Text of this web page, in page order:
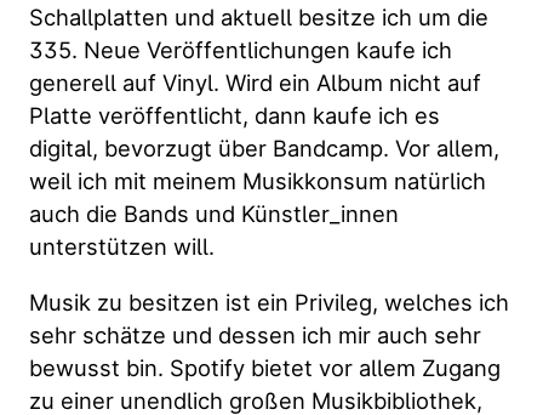
Schallplatten und aktuell besitze ich um die
335. Neue Veröffentlichungen kaufe ich
generell auf Vinyl. Wird ein Album nicht auf
Platte veröffentlicht, dann kaufe ich es
digital, bevorzugt über Bandcamp. Vor allem,
weil ich mit meinem Musikkonsum natürlich
auch die Bands und Künstler_innen
unterstützen will.
Musik zu besitzen ist ein Privileg, welches ich
sehr schätze und dessen ich mir auch sehr
bewusst bin. Spotify bietet vor allem Zugang
zu einer unendlich großen Musikbibliothek,